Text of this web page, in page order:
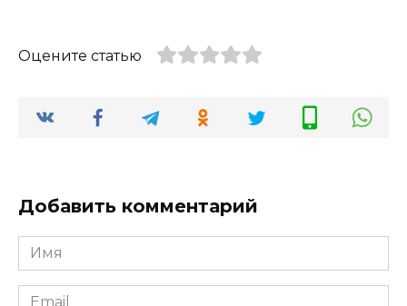
Оцените статью
Добавить комментарий
Имя
*
Email